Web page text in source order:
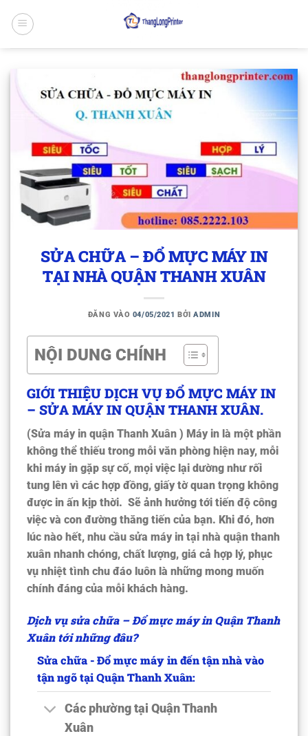
qua
SỬA CHỮA – ĐỔ MỰC MÁY IN
TẠI NHÀ QUẬN THANH XUÂN
ĐĂNG VÀO 04/05/2021 BỞIADMIN
NỘI DUNG CHÍNH
GIỚI THIỆU DỊCH VỤ ĐỔ MỰC MÁY IN
– SỬA MÁY IN QUẬN THANH XUÂN.
(Sửa máy in quận Thanh Xuân ) Máy in là một phần
không thể thiếu trong mỗi văn phòng hiện nay, mỗi
khi máy in gặp sự cố, mọi việc lại dường như rối
tung lên vì các hợp đồng, giấy tờ quan trọng không
được in ấn kịp thời. Sẽ ảnh hưởng tới tiến độ công
việc và con đường thăng tiến của bạn. Khi đó, hơn
lúc nào hết, nhu cầu sửa máy in tại nhà quận thanh
xuân nhanh chóng, chất lượng, giá cả hợp lý, phục
vụ nhiệt tình chu đáo luôn là những mong muốn
chính đáng của mỗi khách hàng.
Dịch vụ sửa chữa – Đổ mực máy in Quận Thanh
Xuân tới những đâu?
Sửa chữa - Đổ mực máy in đến tận nhà vào
tận ngõ tại Quận Thanh Xuân:
Các phường tại Quận Thanh
Xuân